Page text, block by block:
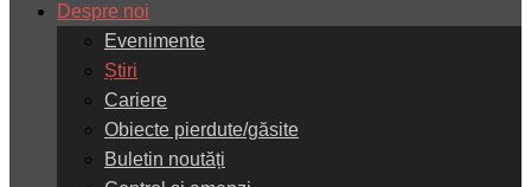
Despre noi
Evenimente
Știri
Cariere
Obiecte pierdute/găsite
Buletin noutăți